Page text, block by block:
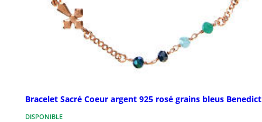
Bracelet Sacré Coeur argent 925 rosé grains bleus
DISPONIBLE